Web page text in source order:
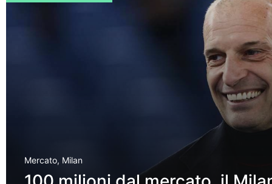
Mercato, Milan